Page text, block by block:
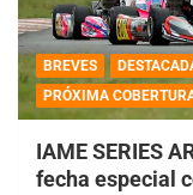
BREVES
PRÓXIMA
IAME SERIES
fecha especial